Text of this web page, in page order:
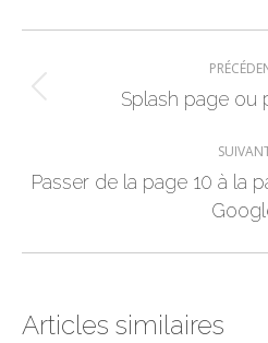
article
:
Splash page ou
:
Passer de la page 10 à la
Articles similaires